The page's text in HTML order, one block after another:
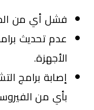
فشل أي من
عدم تحديث
الأجهزة.
إصابة برامج
بأي من